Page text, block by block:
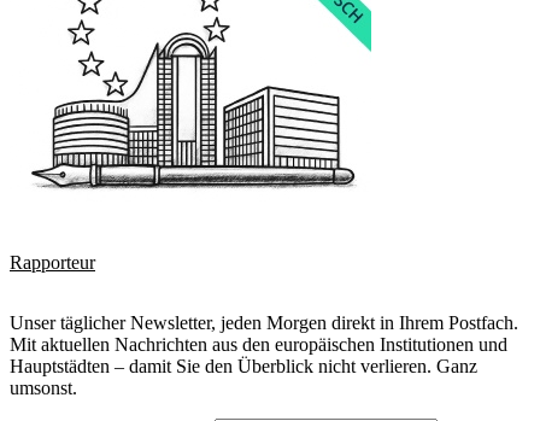
Rapporteur
Unser täglicher Newsletter, jeden Morgen direkt in Ihrem Postfach.
Mit aktuellen Nachrichten aus den europäischen Institutionen und
Hauptstädten – damit Sie den Überblick nicht verlieren. Ganz
umsonst.